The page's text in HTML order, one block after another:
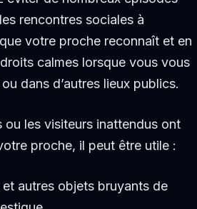
rencontres sociales à
votre proche reconnaît et en
calmes lorsque vous vous
dans d’autres lieux publics.
ou les visiteurs inattendus ont
proche, il peut être utile :
autres objets bruyants de